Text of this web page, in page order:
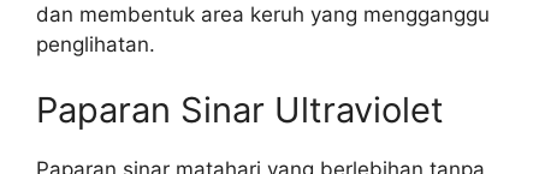
dan membentuk area keruh yang mengganggu
penglihatan.
Paparan Sinar Ultraviolet